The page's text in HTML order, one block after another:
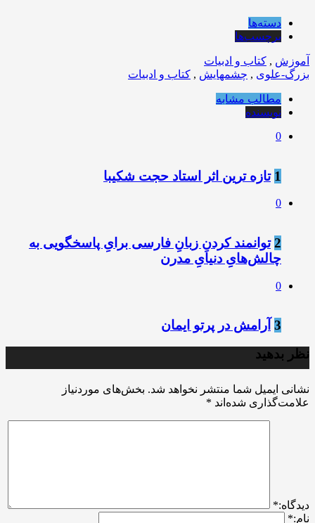
دسته‌ها
برچسب‌ها
آموزش , کتاب و ادبیات
بزرگ-علوی , چشمهایش , کتاب و ادبیات
مطالب مشابه
نویسنده
0
1 تازه ترین اثر استاد حجت شکیبا
0
2 توانمند کردنِ زبانِ فارسی برایِ پاسخگویی به
چالش‌هایِ دنیایِ مدرن
0
3 آرامش در پرتو ایمان
نظر بدهید
نشانی ایمیل شما منتشر نخواهد شد. بخش‌های موردنیاز
علامت‌گذاری شده‌اند *
ديدگاه:*
نام:*